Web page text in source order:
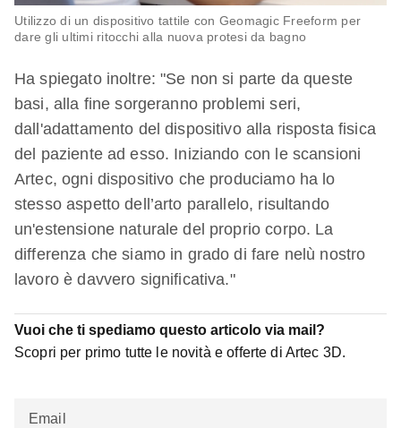
Utilizzo di un dispositivo tattile con Geomagic Freeform per
dare gli ultimi ritocchi alla nuova protesi da bagno
Ha spiegato inoltre: "Se non si parte da queste
basi, alla fine sorgeranno problemi seri,
dall'adattamento del dispositivo alla risposta fisica
del paziente ad esso. Iniziando con le scansioni
Artec, ogni dispositivo che produciamo ha lo
stesso aspetto dell’arto parallelo, risultando
un'estensione naturale del proprio corpo. La
differenza che siamo in grado di fare nelù nostro
lavoro è davvero significativa."
Vuoi che ti spediamo questo articolo via mail?
Scopri per primo tutte le novità e offerte di Artec 3D.
Email